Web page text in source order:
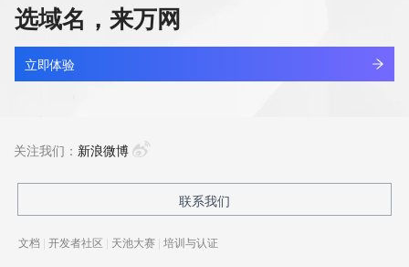
ihehe.cn
最近查询
查看详情
最近查询
选域名，来万网
立即体验
关注我们： 新浪微博
联系我们
文档 | 开发者社区 | 天池大赛 | 培训与认证